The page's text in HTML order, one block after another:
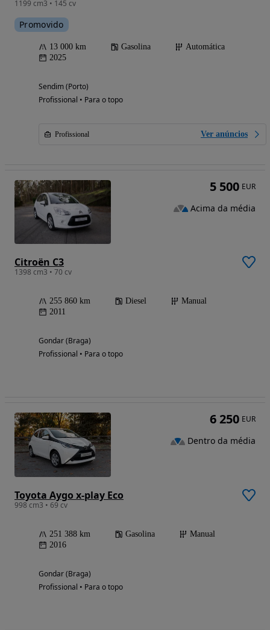
1199 cm3 • 145 cv
Promovido
13 000 km Gasolina
Automática
2025
Sendim (Porto)
Profissional • Para o topo
Profissional Ver anúncios
Citroën C3
1398 cm3 • 70 cv
255 860 km Diesel
Manual
2011
Gondar (Braga)
Profissional • Para o topo
5 500 EUR
Acima da média
Toyota Aygo x-play Eco
998 cm3 • 69 cv
251 388 km Gasolina
Manual
2016
Gondar (Braga)
Profissional • Para o topo
6 250 EUR
Dentro da média